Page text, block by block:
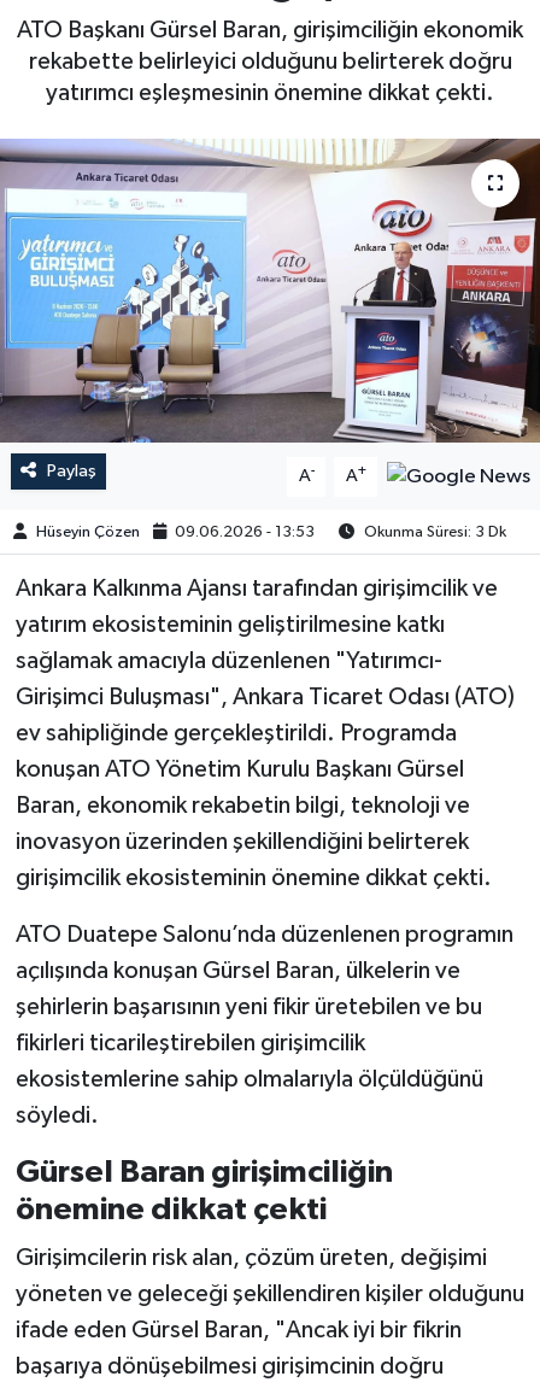
ATO Başkanı Gürsel Baran, girişimciliğin ekonomik
rekabette belirleyici olduğunu belirterek doğru
yatırımcı eşleşmesinin önemine dikkat çekti.
Paylaş A- A+
Hüseyin Çözen 09.06.2026 - 13:53 Okunma Süresi: 3 Dk
​​​​​​Ankara Kalkınma Ajansı tarafından girişimcilik ve
yatırım ekosisteminin geliştirilmesine katkı
sağlamak amacıyla düzenlenen "Yatırımcı-
Girişimci Buluşması", Ankara Ticaret Odası (ATO)
ev sahipliğinde gerçekleştirildi. Programda
konuşan ATO Yönetim Kurulu Başkanı Gürsel
Baran, ekonomik rekabetin bilgi, teknoloji ve
inovasyon üzerinden şekillendiğini belirterek
girişimcilik ekosisteminin önemine dikkat çekti.
ATO Duatepe Salonu’nda düzenlenen programın
açılışında konuşan Gürsel Baran, ülkelerin ve
şehirlerin başarısının yeni fikir üretebilen ve bu
fikirleri ticarileştirebilen girişimcilik
ekosistemlerine sahip olmalarıyla ölçüldüğünü
söyledi.
Gürsel Baran girişimciliğin
önemine dikkat çekti
Girişimcilerin risk alan, çözüm üreten, değişimi
yöneten ve geleceği şekillendiren kişiler olduğunu
ifade eden Gürsel Baran, "Ancak iyi bir fikrin
başarıya dönüşebilmesi girişimcinin doğru